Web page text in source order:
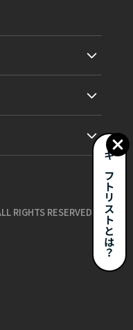
ギフトリストとは？
RIGHTS RESERVED.